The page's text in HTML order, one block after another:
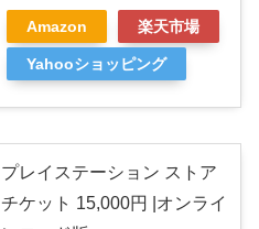
Amazon 楽天市場
Yahooショッピング
プレイステーション ストア
チケット 15,000円 |オンライ